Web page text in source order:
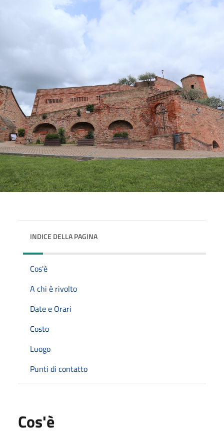
INDICE DELLA PAGINA
Cos'è
A chi è rivolto
Date e Orari
Costo
Luogo
Punti di contatto
Cos'è